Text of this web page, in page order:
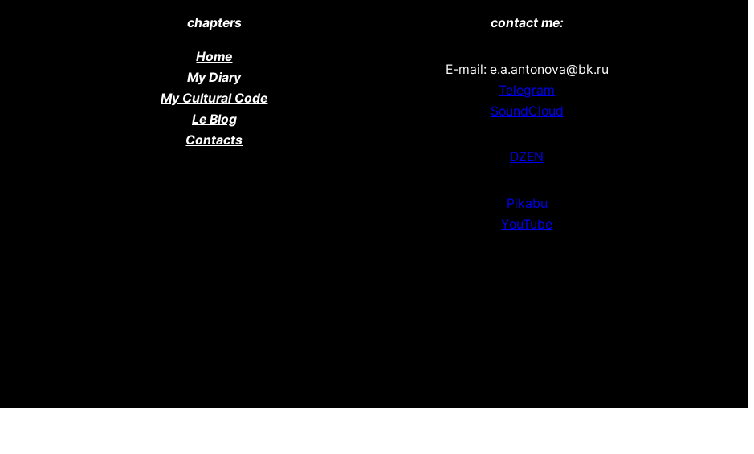
chapters
Home
My Diary
My Cultural Code
Le Blog
Contacts
contact me:
E-mail: e.a.antonova@bk.ru
Telegram
SoundCloud
DZEN
Pikabu
YouTube